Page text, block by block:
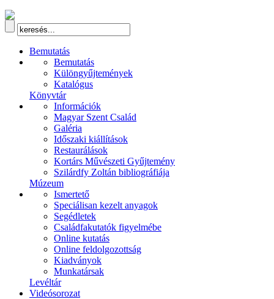
Bemutatás
Bemutatás
Különgyűjtemények
Katalógus
Könyvtár
Információk
Magyar Szent Család
Galéria
Időszaki kiállítások
Restaurálások
Kortárs Művészeti Gyűjtemény
Szilárdfy Zoltán bibliográfiája
Múzeum
Ismertető
Speciálisan kezelt anyagok
Segédletek
Családfakutatók figyelmébe
Online kutatás
Online feldolgozottság
Kiadványok
Munkatársak
Levéltár
Videósorozat